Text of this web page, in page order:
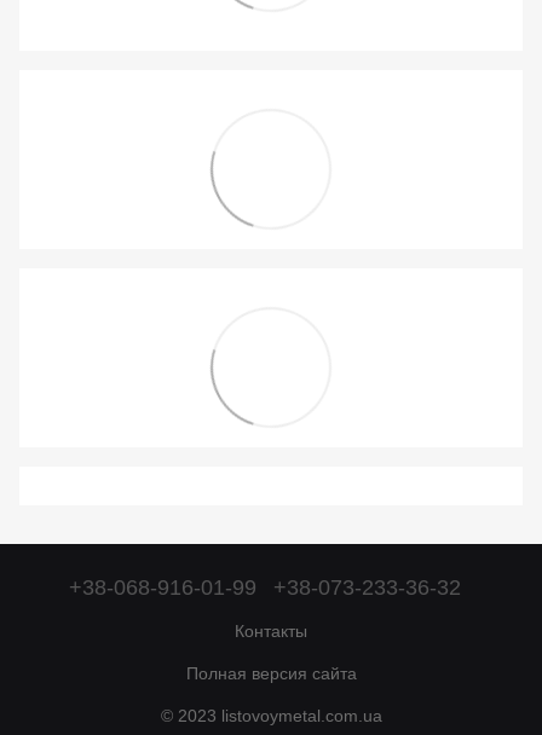
+38-068-916-01-99 +38-073-233-36-32
Контакты
Полная версия сайта
© 2023 listovoymetal.com.ua